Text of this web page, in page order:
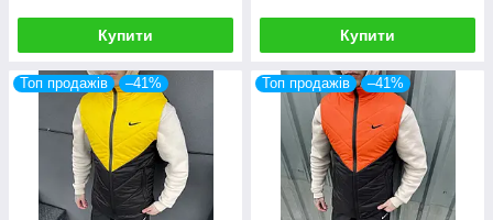
Купити Купити
Топ продажів –41% Топ продажів –41%